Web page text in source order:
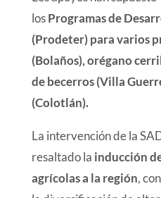
losProgramas de
(Prodeter) para varios
(Bolaños), orégano
de becerros (Villa
(Colotlán).
La intervención de la
resaltado la inducción
agrícolas a la región,